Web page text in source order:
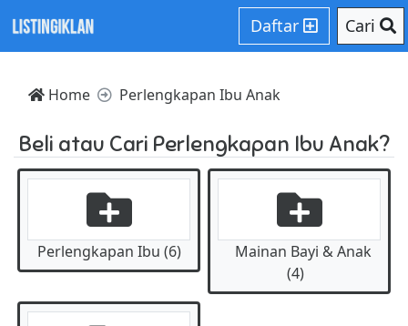
Daftar Cari
Home Perlengkapan Ibu Anak
Beli atau Cari Perlengkapan Ibu Anak?
Perlengkapan Ibu (6)
Mainan Bayi & Anak
(4)